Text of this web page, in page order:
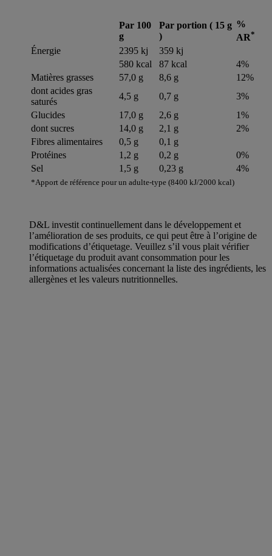
Par 100
g
Par portion ( 15 g
)
%
AR*
*Apport de référence pour un adulte-type (8400 kJ/2000 kcal)
Énergie 2395 kj
359 kj
580 kcal
87 kcal
4%
Matières grasses
57,0 g 8,6 g
12%
dont acides gras
saturés
4,5 g 0,7 g
3%
Glucides
17,0 g 2,6 g
1%
dont sucres
14,0 g 2,1 g
2%
Fibres alimentaires
0,5 g
0,1 g
Protéines
1,2 g 0,2 g
0%
Sel
1,5 g 0,23 g 4%
D&L investit continuellement dans le développement et
l’amélioration de ses produits, ce qui peut être à l’origine de
modifications d’étiquetage. Veuillez s’il vous plait vérifier
l’étiquetage du produit avant consommation pour les
informations actualisées concernant la liste des ingrédients, les
allergènes et les valeurs nutritionnelles.